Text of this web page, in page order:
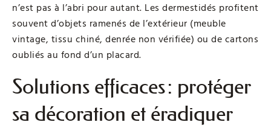
n’est pas à l’abri pour autant. Les dermestidés profitent
souvent d’objets ramenés de l’extérieur (meuble
vintage, tissu chiné, denrée non vérifiée) ou de cartons
oubliés au fond d’un placard.
Solutions efficaces : protéger
sa décoration et éradiquer